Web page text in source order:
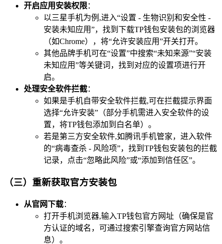
开启应用安装权限：
以三星手机为例,进入“设置 - 生物识别和安全性 -
安装未知应用”，找到下载TP钱包安装包的浏览器
（如Chrome），将“允许安装应用”开关打开。
其他品牌手机可在“设置”中搜索“未知来源”“安装
未知应用”等关键词，找到对应的设置项进行开
启。
处理安全软件拦截：
如果是手机自带安全软件拦截,可在拦截提示界面
选择“允许安装”（部分手机需进入安全软件的设
置，将TP钱包添加到白名单）。
若是第三方安全软件,如腾讯手机管家，进入软件
的“病毒查杀 - 风险项”，找到TP钱包安装包的拦截
记录，点击“忽略此风险”或“添加到信任区”。
（三）重新获取官方安装包
从官网下载：
打开手机浏览器,输入TP钱包官方网址（确保是官
方认证的域名，可通过搜索引擎查询官方网站信
息）。